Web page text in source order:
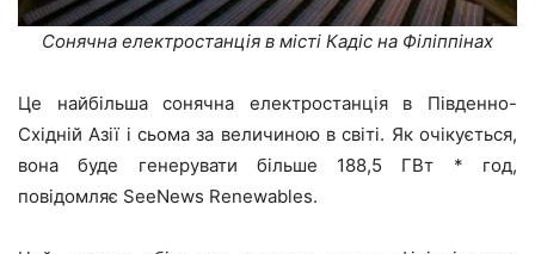
Сонячна електростанція в місті Кадіс на Філіппінах
Це найбільша сонячна електростанція в Південно-
Східній Азії і сьома за величиною в світі. Як очікується,
вона буде генерувати більше 188,5 ГВт * год,
повідомляє SeeNews Renewables.